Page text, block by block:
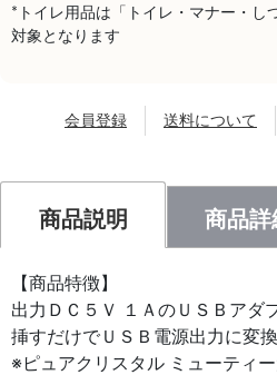
*トイレ用品は「トイレ・マナー・し
対象となります
会員登録 送料について
商品説明 商品詳
【商品特徴】
出力ＤＣ５Ｖ １ＡのＵＳＢアダ
挿すだけでＵＳＢ電源出力に変換
※ピュアクリスタル ミューティ